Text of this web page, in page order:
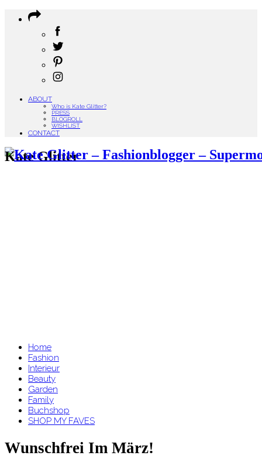
ABOUT
Who is Kate Glitter?
PRESS
BLOGROLL
WISHLIST
CONTACT
Kate Glitter
Home
Fashion
Interieur
Beauty
Garden
Family
Buchshop
SHOP MY FAVES
Wunschfrei Im März!